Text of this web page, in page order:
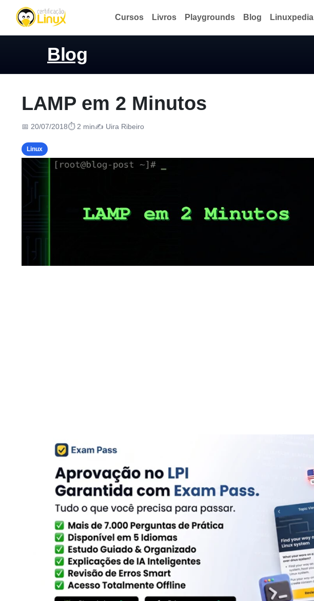
Cursos Livros Playgrounds Blog Linuxpedia
Blog
LAMP em 2 Minutos
📅 20/07/2018⏱ 2 min✍️ Uira Ribeiro
Linux